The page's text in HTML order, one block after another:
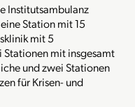
Institutsambulanz
Station mit 15
mit 5
Stationen mit insgesamt
und zwei Stationen
für Krisen- und